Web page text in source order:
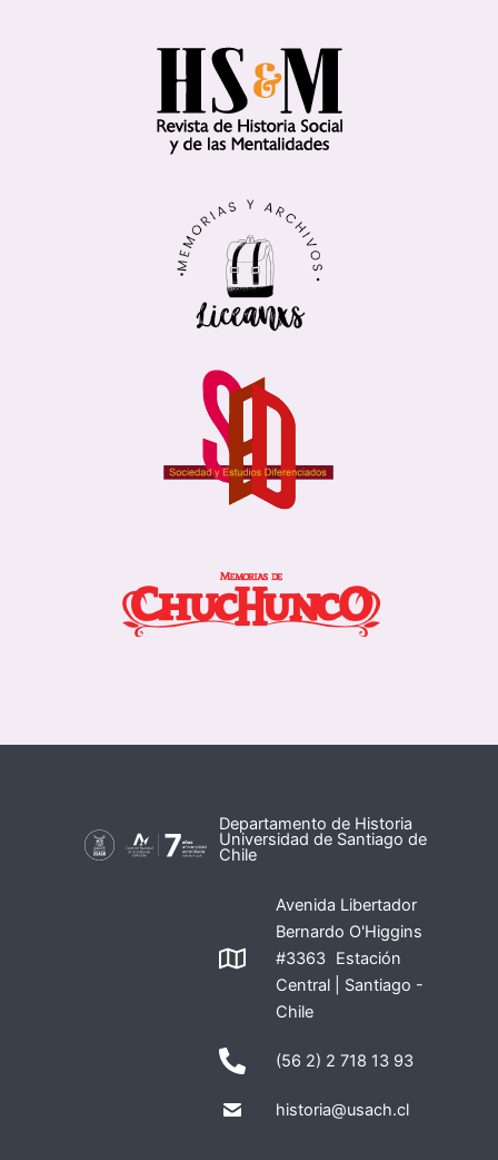
Departamento de Historia
Universidad de Santiago de
Chile
Avenida Libertador
Bernardo O'Higgins
#3363 Estación
Central | Santiago -
Chile
(56 2) 2 718 13 93
historia@usach.cl